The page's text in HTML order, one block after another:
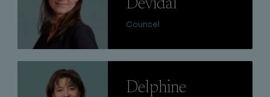
Devidal
Counsel
Delphine